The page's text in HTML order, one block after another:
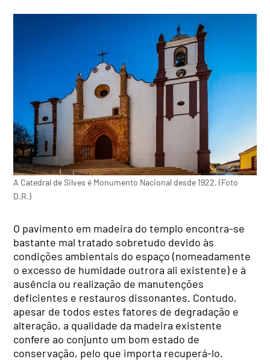
A Catedral de Silves é Monumento Nacional desde 1922. (Foto
D.R.)
O pavimento em madeira do templo encontra-se
bastante mal tratado sobretudo devido às
condições ambientais do espaço (nomeadamente
o excesso de humidade outrora ali existente) e à
ausência ou realização de manutenções
deficientes e restauros dissonantes. Contudo,
apesar de todos estes fatores de degradação e
alteração, a qualidade da madeira existente
confere ao conjunto um bom estado de
conservação, pelo que importa recuperá-lo.